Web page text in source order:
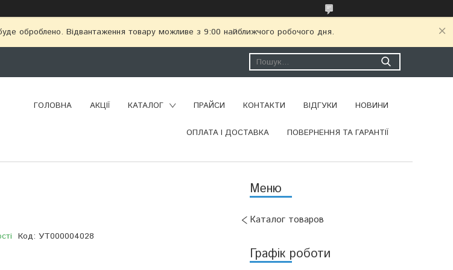
оброблено. Відвантаження товару можливе з 9:00 найближчого робочого дня.
ГОЛОВНА АКЦІЇ КАТАЛОГ ПРАЙСИ КОНТАКТИ ВІДГУКИ НОВИНИ
ОПЛАТА І ДОСТАВКА ПОВЕРНЕННЯ ТА ГАРАНТІЇ
Каталог товаров
Графік роботи
Код: УТ000004028